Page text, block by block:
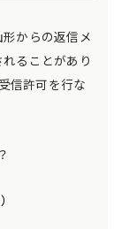
からの返信メ
ることがあり
信許可を行な